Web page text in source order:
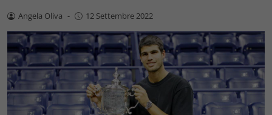
Angela Oliva - 12 Settembre 2022